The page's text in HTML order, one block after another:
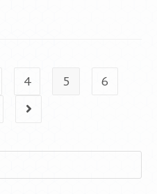
4 5
6
Go to the next page